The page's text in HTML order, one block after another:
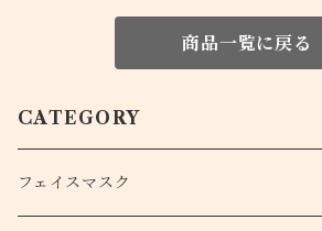
商品一覧に戻る
CATEGORY
フェイスマスク